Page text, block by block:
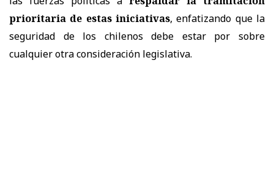
prioritaria de estas iniciativas, enfatizando que la
seguridad de los chilenos debe estar por sobre
cualquier otra consideración legislativa.